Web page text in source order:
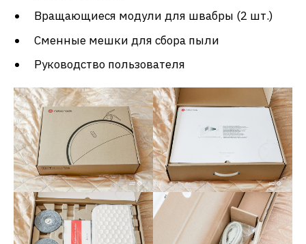
Вращающиеся модули для швабры (2 шт.)
Сменные мешки для сбора пыли
Руководство пользователя